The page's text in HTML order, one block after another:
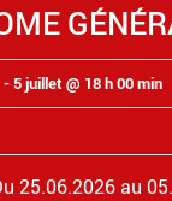
-5 juillet @ 18 h 00 min
25.06.2026 au